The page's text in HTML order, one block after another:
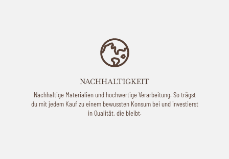
NACHHALTIGKEIT
Nachhaltige Materialien und hochwertige Verarbeitung. So trägst
du mit jedem Kauf zu einem bewussten Konsum bei und investierst
in Qualität, die bleibt.